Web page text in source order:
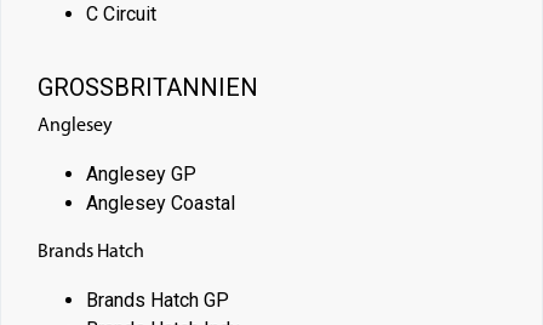
C Circuit
GROSSBRITANNIEN
Anglesey
Anglesey GP
Anglesey Coastal
Brands Hatch
Brands Hatch GP